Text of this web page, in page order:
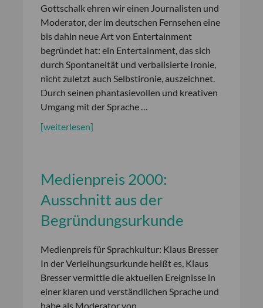
Gottschalk ehren wir einen Journalisten und
Moderator, der im deutschen Fernsehen eine
bis dahin neue Art von Entertainment
begründet hat: ein Entertainment, das sich
durch Spontaneität und verbalisierte Ironie,
nicht zuletzt auch Selbstironie, auszeichnet.
Durch seinen phantasievollen und kreativen
Umgang mit der Sprache …
[weiterlesen]
Medienpreis 2000:
Ausschnitt aus der
Begründungsurkunde
Medienpreis für Sprachkultur: Klaus Bresser
In der Verleihungsurkunde heißt es, Klaus
Bresser vermittle die aktuellen Ereignisse in
einer klaren und verständlichen Sprache und
habe als Moderator von